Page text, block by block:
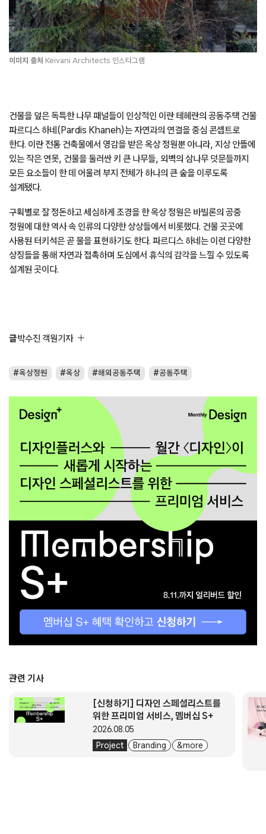
이미지 출처 Keivani Architects 인스타그램
건물을 덮은 독특한 나무 패널들이 인상적인 이란 테헤란의 공동주택 건물
파르디스 하네(Pardis Khaneh)는 자연과의 연결을 중심 콘셉트로
한다. 이란 전통 건축물에서 영감을 받은 옥상 정원뿐 아니라, 지상 안뜰에
있는 작은 연못, 건물을 둘러싼 키 큰 나무들, 외벽의 삼나무 덧문들까지
모든 요소들이 한 데 어울려 부지 전체가 하나의 큰 숲을 이루도록
설계됐다.
구획별로 잘 정돈하고 세심하게 조경을 한 옥상 정원은 바빌론의 공중
정원에 대한 역사 속 인류의 다양한 상상들에서 비롯했다. 건물 곳곳에
사용된 터키석은 곧 물을 표현하기도 한다. 파르디스 하네는 이런 다양한
상징들을 통해 자연과 접촉하며 도심에서 휴식의 감각을 느낄 수 있도록
설계된 곳이다.
글박수진 객원기자
옥상정원 옥상 해외공동주택 공동주택
관련 기사
Project Branding & more
[신청하기] 디자인 스페셜리스트를
위한 프리미엄 서비스, 멤버십 S+
2026.08.05